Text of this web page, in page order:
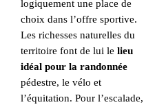
logiquement une place de
choix dans l’offre sportive.
Les richesses naturelles du
territoire font de lui le lieu
idéal pour la randonnée
pédestre, le vélo et
l’équitation. Pour l’escalade,